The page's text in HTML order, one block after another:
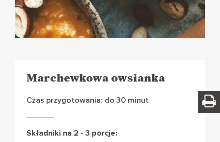
Marchewkowa owsianka
Czas przygotowania: do 30 minut
Składniki na 2 - 3 porcje: